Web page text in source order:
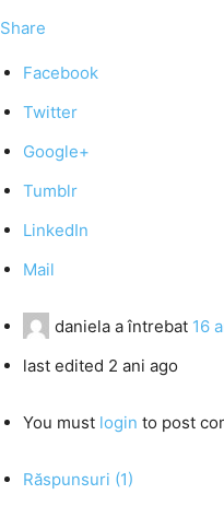
Share
Facebook
Twitter
Google+
Tumblr
LinkedIn
Mail
daniela a întrebat 16
last edited 2 ani ago
You must login to post
Răspunsuri (1)